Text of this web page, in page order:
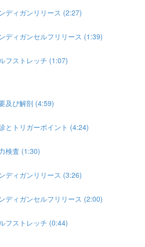
ィガンリリース (2:27)
ィガンセルフリリース (1:39)
ストレッチ (1:07)
及び解剖 (4:59)
トリガーポイント (4:24)
検査 (1:30)
ディガンリリース (3:26)
ィガンセルフリリース (2:00)
フストレッチ (0:44)